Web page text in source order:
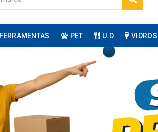
FERRAMENTAS PET U.D VIDROS